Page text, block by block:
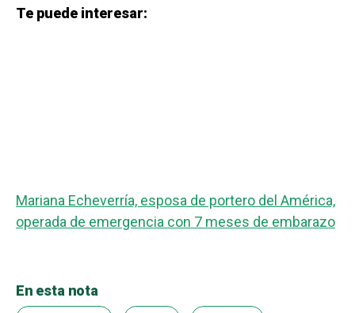
Te puede interesar:
Mariana Echeverría, esposa de portero del América,
operada de emergencia con 7 meses de embarazo
En esta nota